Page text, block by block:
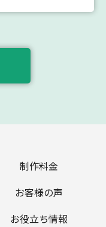
制作料金
お客様の声
お役立ち情報